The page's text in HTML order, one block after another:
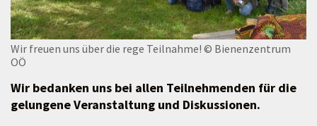
Wir freuen uns über die rege Teilnahme! © Bienenzentrum
OÖ
Wir bedanken uns bei allen Teilnehmenden für die
gelungene Veranstaltung und Diskussionen.